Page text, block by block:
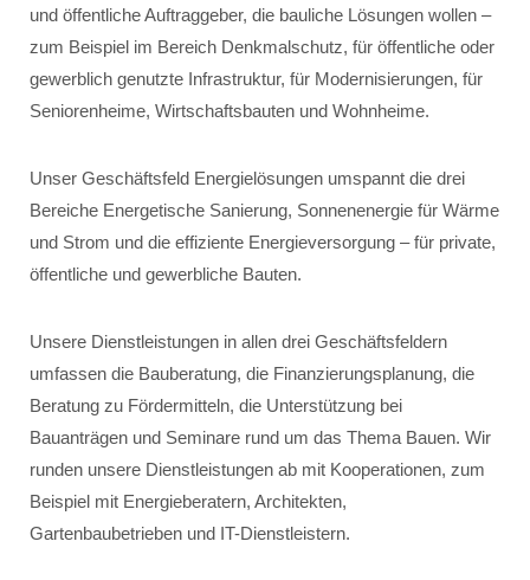
und öffentliche Auftraggeber, die bauliche Lösungen wollen –
zum Beispiel im Bereich Denkmalschutz, für öffentliche oder
gewerblich genutzte Infrastruktur, für Modernisierungen, für
Seniorenheime, Wirtschaftsbauten und Wohnheime.
Unser Geschäftsfeld Energielösungen umspannt die drei
Bereiche Energetische Sanierung, Sonnenenergie für Wärme
und Strom und die effiziente Energieversorgung – für private,
öffentliche und gewerbliche Bauten.
Unsere Dienstleistungen in allen drei Geschäftsfeldern
umfassen die Bauberatung, die Finanzierungsplanung, die
Beratung zu Fördermitteln, die Unterstützung bei
Bauanträgen und Seminare rund um das Thema Bauen. Wir
runden unsere Dienstleistungen ab mit Kooperationen, zum
Beispiel mit Energieberatern, Architekten,
Gartenbaubetrieben und IT-Dienstleistern.